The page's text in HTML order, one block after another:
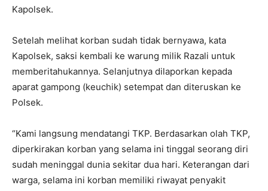
Kapolsek.
Setelah melihat korban sudah tidak bernyawa, kata
Kapolsek, saksi kembali ke warung milik Razali untuk
memberitahukannya. Selanjutnya dilaporkan kepada
aparat gampong (keuchik) setempat dan diteruskan ke
Polsek.
“Kami langsung mendatangi TKP. Berdasarkan olah TKP,
diperkirakan korban yang selama ini tinggal seorang diri
sudah meninggal dunia sekitar dua hari. Keterangan dari
warga, selama ini korban memiliki riwayat penyakit